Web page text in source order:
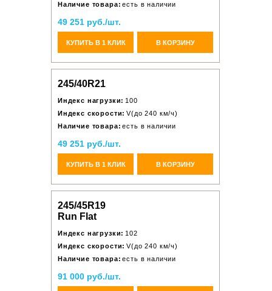
Наличие товара: есть в наличии
49 251 руб./шт.
КУПИТЬ В 1 КЛИК В КОРЗИНУ
245/40R21
Индекс нагрузки: 100
Индекс скорости: V(до 240 км/ч)
Наличие товара: есть в наличии
49 251 руб./шт.
КУПИТЬ В 1 КЛИК В КОРЗИНУ
245/45R19
Run Flat
Индекс нагрузки: 102
Индекс скорости: V(до 240 км/ч)
Наличие товара: есть в наличии
91 000 руб./шт.